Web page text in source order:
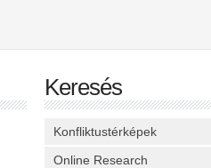
Keresés
Konfliktustérképek
Online Research